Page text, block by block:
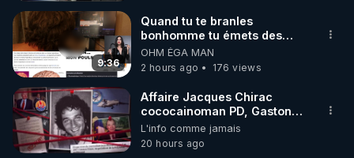
Toutes les vidéos Youtube sont aussi sur la
http://rgnr.li/odysee
🌱 LES STAGES EN PRÉSENTIEL
http://rgnr.li/stages
9:36
Quand tu te branles
bonhomme tu émets des
ondes ils ont juste omis de
t'expliquer
OHM ÉGA MAN
2 hours ago
176 views
Affaire Jacques Chirac
cococainoman PD, Gaston
Flosse IDEM, les barbouses,
mort du journaliste Jean-
Pascal Couraud dit JPK par
L'info comme jamais
20 hours ago